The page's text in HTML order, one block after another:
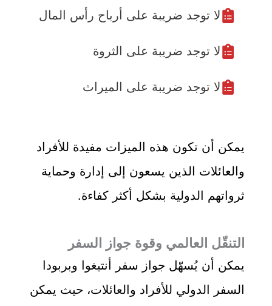
لا توجد ضريبة على أرباح رأس المال
لا توجد ضريبة على الثروة
لا توجد ضريبة على الميراث
يمكن أن تكون هذه الميزات مفيدة للأفراد
والعائلات الذين يسعون إلى إدارة وحماية
ثرواتهم الدولية بشكل أكثر كفاءة.
التنقّل العالمي وقوة جواز السفر
يمكن أن يُسهّل جواز سفر أنتيغوا وبربودا
السفر الدولي للأفراد والعائلات، حيث يمكن